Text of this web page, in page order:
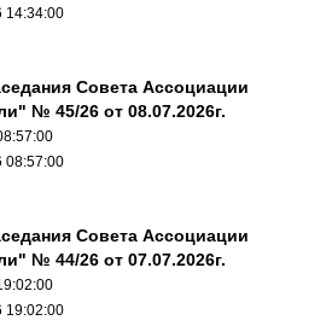
14:34:00
Совета Ассоциации
№ 45/26 от 08.07.2026г.
08:57:00
Совета Ассоциации
№ 44/26 от 07.07.2026г.
19:02:00